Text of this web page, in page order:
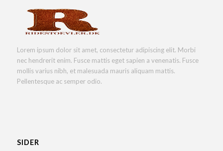
Lorem ipsum dolor sit amet, consectetur adipiscing elit. Morbi
nec hendrerit enim. Fusce mattis eget sapien a venenatis. Fusce
mollis varius nibh, et malesuada mauris aliquam mattis.
Pellentesque ac semper odio.
SIDER